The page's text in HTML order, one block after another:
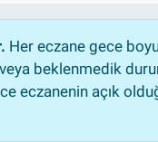
Her eczane gece
beklenmedik
eczanenin açık